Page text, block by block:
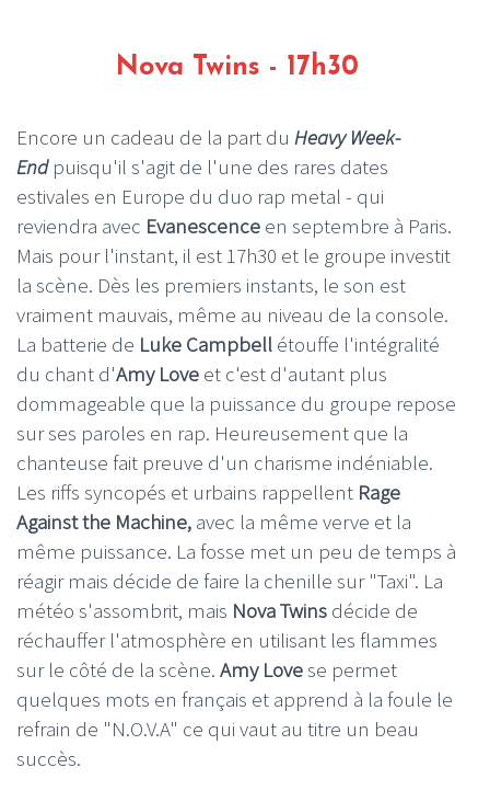
Nova Twins - 17h30
Encore un cadeau de la part du Heavy Week-
End puisqu'il s'agit de l'une des rares dates
estivales en Europe du duo rap metal - qui
reviendra avec Evanescence en septembre à Paris.
Mais pour l'instant, il est 17h30 et le groupe investit
la scène. Dès les premiers instants, le son est
vraiment mauvais, même au niveau de la console.
La batterie de Luke Campbell étouffe l'intégralité
du chant d'Amy Love et c'est d'autant plus
dommageable que la puissance du groupe repose
sur ses paroles en rap. Heureusement que la
chanteuse fait preuve d'un charisme indéniable.
Les riffs syncopés et urbains rappellent Rage
Against the Machine, avec la même verve et la
même puissance. La fosse met un peu de temps à
réagir mais décide de faire la chenille sur "Taxi". La
météo s'assombrit, mais Nova Twins décide de
réchauffer l'atmosphère en utilisant les flammes
sur le côté de la scène. Amy Lovese permet
quelques mots en français et apprend à la foule le
refrain de "N.O.V.A" ce qui vaut au titre un beau
succès.